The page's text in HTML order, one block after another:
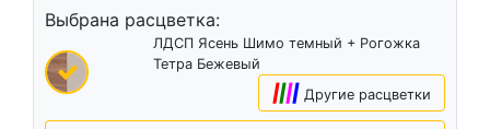
Выбрана расцветка:
ЛДСП Ясень Шимо темный + Рогожка
Тетра Бежевый
|||| Другие расцветки